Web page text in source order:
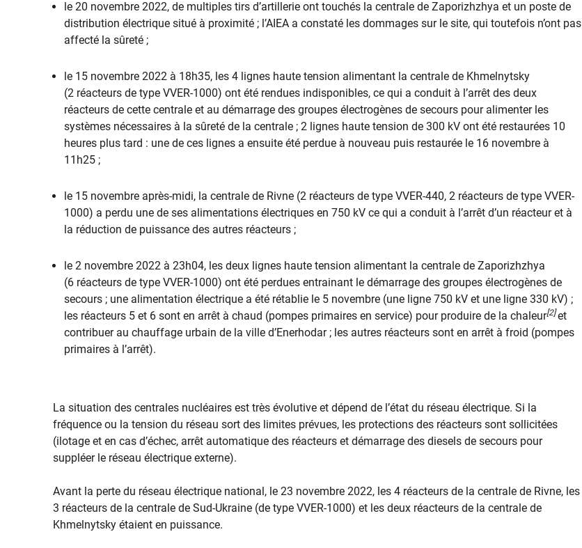
le 20 novembre 2022, de multiples tirs d’artillerie ont touchés la centrale de Zaporizhzhya et un poste de
distribution électrique situé à proximité ; l’AIEA a constaté les dommages sur le site, qui toutefois n’ont pas
affecté la sûreté ;
le 15 novembre 2022 à 18h35, les 4 lignes haute tension alimentant la centrale de Khmelnytsky
(2 réacteurs de type VVER-1000) ont été rendues indisponibles, ce qui a conduit à l’arrêt des deux
réacteurs de cette centrale et au démarrage des groupes électrogènes de secours pour alimenter les
systèmes nécessaires à la sûreté de la centrale ; 2 lignes haute tension de 300 kV ont été restaurées 10
heures plus tard : une de ces lignes a ensuite été perdue à nouveau puis restaurée le 16 novembre à
11h25 ;
le 15 novembre après-midi, la centrale de Rivne (2 réacteurs de type VVER-440, 2 réacteurs de type VVER-
1000) a perdu une de ses alimentations électriques en 750 kV ce qui a conduit à l’arrêt d’un réacteur et à
la réduction de puissance des autres réacteurs ;
le 2 novembre 2022 à 23h04, les deux lignes haute tension alimentant la centrale de Zaporizhzhya
(6 réacteurs de type VVER-1000) ont été perdues entrainant le démarrage des groupes électrogènes de
secours ; une alimentation électrique a été rétablie le 5 novembre (une ligne 750 kV et une ligne 330 kV) ;
les réacteurs 5 et 6 sont en arrêt à chaud (pompes primaires en service) pour produire de la chaleur[2]et
contribuer au chauffage urbain de la ville d’Enerhodar ; les autres réacteurs sont en arrêt à froid (pompes
primaires à l’arrêt).
La situation des centrales nucléaires est très évolutive et dépend de l’état du réseau électrique. Si la
fréquence ou la tension du réseau sort des limites prévues, les protections des réacteurs sont sollicitées
(ilotage et en cas d’échec, arrêt automatique des réacteurs et démarrage des diesels de secours pour
suppléer le réseau électrique externe).
Avant la perte du réseau électrique national, le 23 novembre 2022, les 4 réacteurs de la centrale de Rivne, les
3 réacteurs de la centrale de Sud-Ukraine (de type VVER-1000) et les deux réacteurs de la centrale de
Khmelnytsky étaient en puissance.